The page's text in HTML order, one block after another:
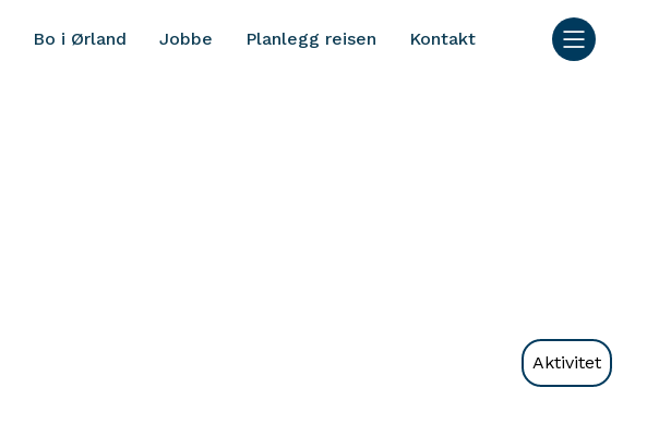
Bo i Ørland Jobbe Planlegg reisen Kontakt
Aktivitet